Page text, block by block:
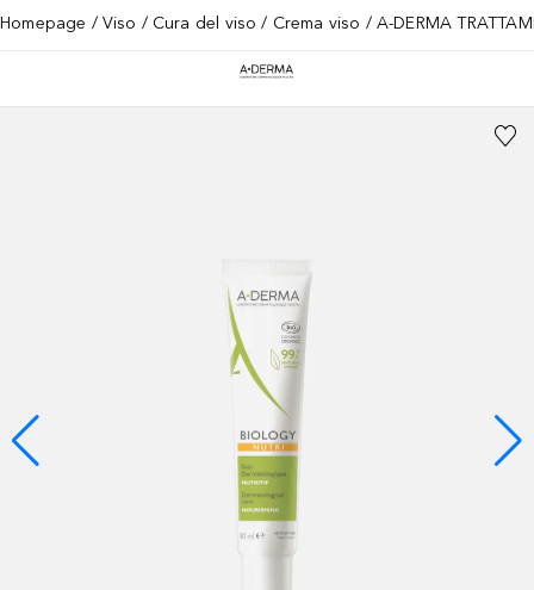
Homepage Viso Cura del viso Crema viso A-DERMA